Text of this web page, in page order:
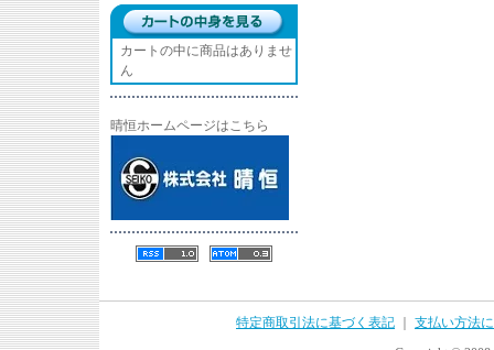
カートの中に商品はありませ
ん
晴恒ホームページはこちら
特定商取引法に基づく表記
支払い方法